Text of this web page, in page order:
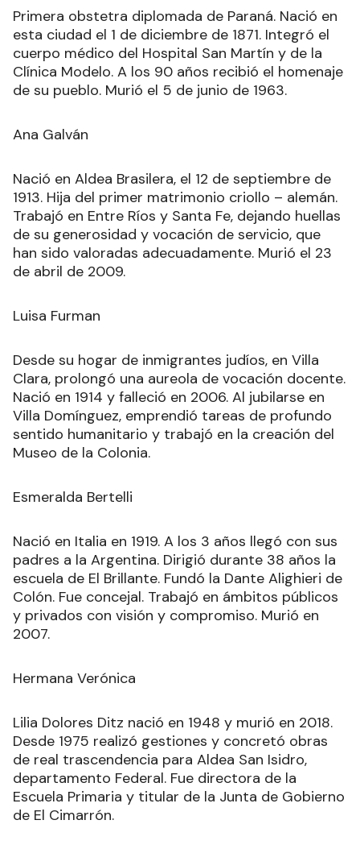
Primera obstetra diplomada de Paraná. Nació en
esta ciudad el 1 de diciembre de 1871. Integró el
cuerpo médico del Hospital San Martín y de la
Clínica Modelo. A los 90 años recibió el homenaje
de su pueblo. Murió el 5 de junio de 1963.
Ana Galván
Nació en Aldea Brasilera, el 12 de septiembre de
1913. Hija del primer matrimonio criollo – alemán.
Trabajó en Entre Ríos y Santa Fe, dejando huellas
de su generosidad y vocación de servicio, que
han sido valoradas adecuadamente. Murió el 23
de abril de 2009.
Luisa Furman
Desde su hogar de inmigrantes judíos, en Villa
Clara, prolongó una aureola de vocación docente.
Nació en 1914 y falleció en 2006. Al jubilarse en
Villa Domínguez, emprendió tareas de profundo
sentido humanitario y trabajó en la creación del
Museo de la Colonia.
Esmeralda Bertelli
Nació en Italia en 1919. A los 3 años llegó con sus
padres a la Argentina. Dirigió durante 38 años la
escuela de El Brillante. Fundó la Dante Alighieri de
Colón. Fue concejal. Trabajó en ámbitos públicos
y privados con visión y compromiso. Murió en
2007.
Hermana Verónica
Lilia Dolores Ditz nació en 1948 y murió en 2018.
Desde 1975 realizó gestiones y concretó obras
de real trascendencia para Aldea San Isidro,
departamento Federal. Fue directora de la
Escuela Primaria y titular de la Junta de Gobierno
de El Cimarrón.